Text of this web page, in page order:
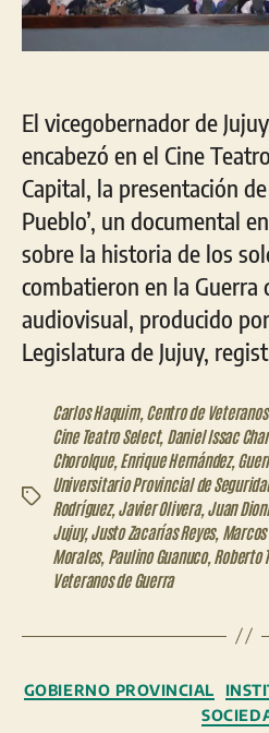
El vicegobernador de
encabezó en el Cine
Capital, la presentación
Pueblo’, un documental
sobre la historia de los
combatieron en la Guerra
audiovisual, producido
Legislatura de Jujuy,
Etiquetas
Carlos Haquim, Centro de
Cine Teatro Select, Daniel Issac
Chorolque, Enrique Hernández,
Universitario Provincial de
Rodríguez, Javier Olivera, Juan
Jujuy,Justo Zacarías Reyes,
Morales, Paulino Guanuco, Roberto
Veteranos de Guerra
GOBIERNO PROVINCIAL